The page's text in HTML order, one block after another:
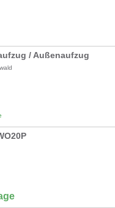
/ Außenaufzug